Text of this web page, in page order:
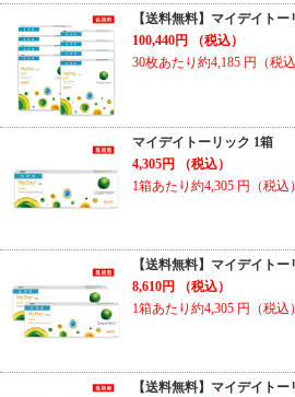
【送料無料】マイデイトー
100,440円
（税込）
30枚あたり約4,185 円（税込
マイデイトーリック 1箱
4,305円
（税込）
1箱あたり約4,305 円（税込）
【送料無料】マイデイトー
8,610円
（税込）
1箱あたり約4,305 円（税込）
【送料無料】マイデイトー